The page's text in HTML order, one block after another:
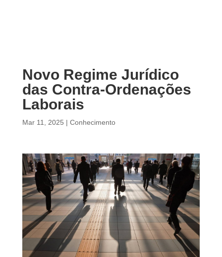
Novo Regime Jurídico
das Contra-Ordenações
Laborais
Mar 11, 2025 | Conhecimento